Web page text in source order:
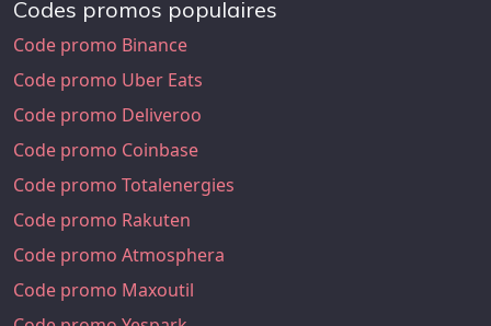
Codes promos populaires
Code promo Binance
Code promo Uber Eats
Code promo Deliveroo
Code promo Coinbase
Code promo Totalenergies
Code promo Rakuten
Code promo Atmosphera
Code promo Maxoutil